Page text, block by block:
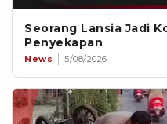
Seorang Lansia Jadi
Penyekapan
News 5/08/2026